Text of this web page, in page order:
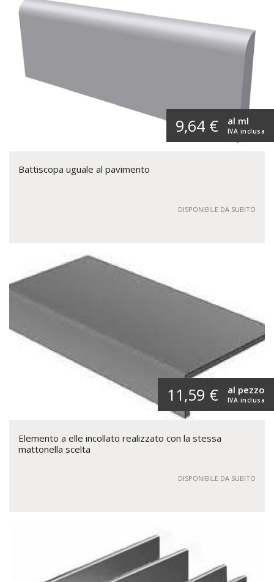
9,64 € IVA inclusa
al ml
Battiscopa uguale al pavimento
DISPONIBILE DA SUBITO
11,59 € IVA inclusa
al pezzo
Elemento a elle incollato realizzato con la stessa
mattonella scelta
DISPONIBILE DA SUBITO